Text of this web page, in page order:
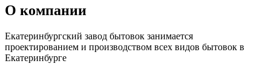
О компании
Екатеринбургский завод бытовок занимается
проектированием и производством всех видов бытовок в
Екатеринбурге